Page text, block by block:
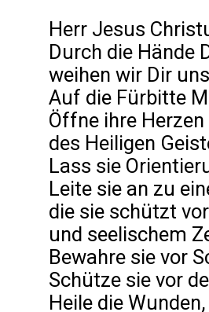
Herr Jesus
Durch die Hände
weihen wir Dir
Auf die Fürbitte
Öffne ihre
des Heiligen
Lass sie
Leite sie an zu
die sie schützt
und seelischem
Bewahre sie vor
Schütze sie vor
Heile die